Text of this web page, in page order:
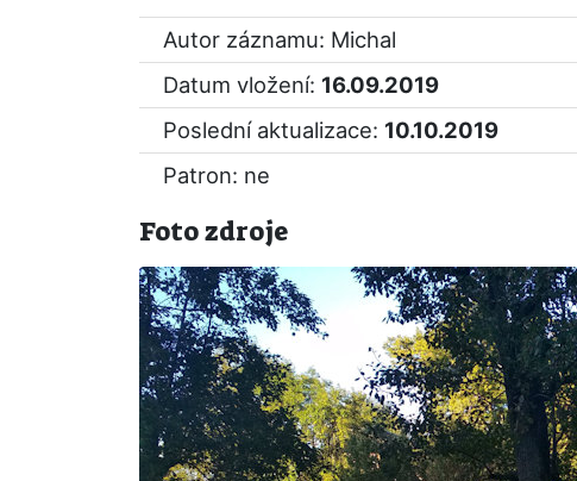
Autor záznamu: Michal
Datum vložení: 16.09.2019
Poslední aktualizace: 10.10.2019
Patron: ne
Foto zdroje